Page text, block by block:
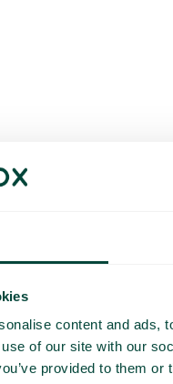
content and ads,
of our site with our
provided to them